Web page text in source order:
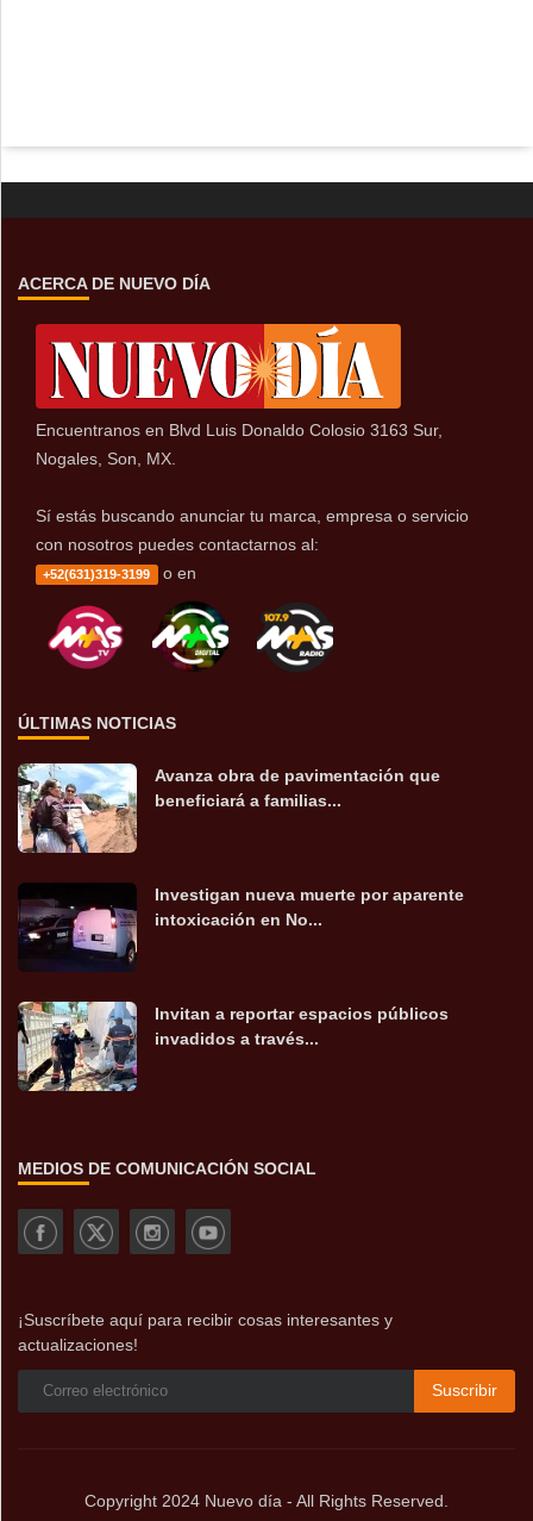
ACERCA DE NUEVO DÍA
Encuentranos en Blvd Luis Donaldo Colosio 3163 Sur,
Nogales, Son, MX.
Sí estás buscando anunciar tu marca, empresa o servicio
con nosotros puedes contactarnos al:
+52(631)319-3199 o en
ÚLTIMAS NOTICIAS
Avanza obra de pavimentación que
beneficiará a familias...
Investigan nueva muerte por aparente
intoxicación en No...
Invitan a reportar espacios públicos
invadidos a través...
MEDIOS DE COMUNICACIÓN SOCIAL
¡Suscríbete aquí para recibir cosas interesantes y
actualizaciones!
Suscribir
Copyright 2024 Nuevo día - All Rights Reserved.